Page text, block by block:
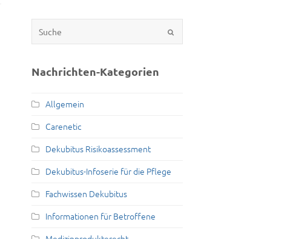
Nachrichten-Kategorien
Allgemein
Carenetic
Dekubitus Risikoassessment
Dekubitus-Infoserie für die Pflege
Fachwissen Dekubitus
Informationen für Betroffene